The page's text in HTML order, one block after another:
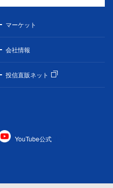
マーケット
会社情報
投信直販ネット
YouTube公式